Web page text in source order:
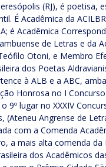
(RJ), é poetisa,
É Acadêmica da
é Acadêmica
de Letras e da
Otoni, e Membro
dos Poetas
à ALB e a ABC,
Honrosa no I
9º lugar no XXXIV
(Ateneu Angrense de
com a Comenda
a mais alta comenda da
dos Acadêmicos